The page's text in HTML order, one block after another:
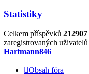
Statistiky
Celkem příspěvků 212907
zaregistrovaných uživatelů
Hartmann846
Obsah fóra